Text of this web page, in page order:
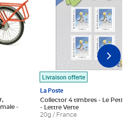
Livraison offerte
La Poste
Collector 4 timbres - Le Petit
- Lettre Verte
20g / France